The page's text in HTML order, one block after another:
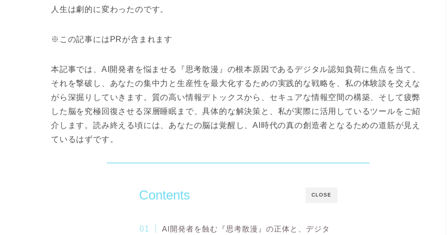
人生は劇的に変わったのです。
※この記事にはPRが含まれます
本記事では、AI開発者を悩ませる『思考散漫』の根本原因であるデジタル認知負荷に焦点を当て、
それを撃破し、あなたの集中力と生産性を最大化するための実践的な戦略を、私の体験談を交えな
がら深掘りしていきます。質の高い情報デトックスから、セキュアな情報空間の構築、そして疲弊
した脳を究極回復させる深層睡眠まで、具体的な解決策と、私が実際に活用しているツールをご紹
介します。読み終える頃には、あなたの脳は覚醒し、AI時代の真の創造者となるための道筋が見え
ているはずです。
CLOSE
Contents
AI開発者を蝕む『思考散漫』の正体と、デジタ